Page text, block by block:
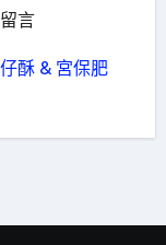
言
酥 & 宮保肥